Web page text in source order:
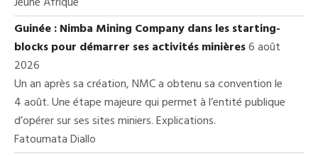
Guinée : Nimba Mining Company dans les starting-
blocks pour démarrer ses activités minières6 août
2026
Un an après sa création, NMC a obtenu sa convention le
4 août. Une étape majeure qui permet à l’entité publique
d’opérer sur ses sites miniers. Explications.
Fatoumata Diallo